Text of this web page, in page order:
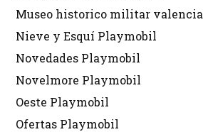
Museo historico militar valencia
Nieve y Esquí Playmobil
Novedades Playmobil
Novelmore Playmobil
Oeste Playmobil
Ofertas Playmobil